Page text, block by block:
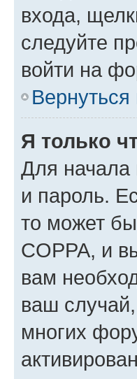
входа,
следуйте
войти на
Вернуться
Я только
Для начала
и пароль.
то может
COPPA, и
вам
ваш случай,
многих